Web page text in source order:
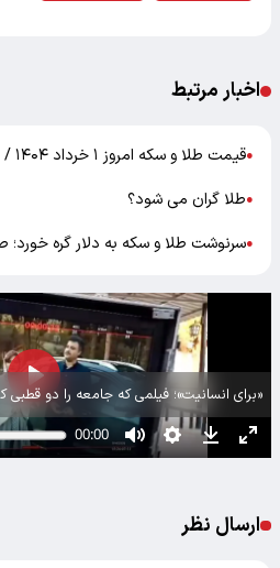
اخبار مرتبط
●قیمت طلا و سکه امروز ۱ خرداد ۱۴۰۴ / طلا افزایشی شد
●طلا گران می شود؟
●سرنوشت طلا و سکه به دلار گره
«برای انسانیت»؛ فیلمی که جامعه را دو قطبی
ارسال نظر